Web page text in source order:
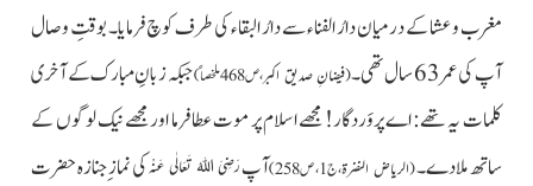
مغرب و عشا کے درمیان دارُ الفناء سے دارُ البقاء کی طرف کوچ فرمایا۔ بوقتِ وصال
آپ کی عمر 63 سال تھی۔
(فیضانِ صدیق اکبر، ص468ملخصاً)
جبکہ زبانِ مبارک کے آخری
کلمات یہ تھے: اے پروَردگار! مجھے اسلام پر موت عطا فرما اور مجھے نیک لوگوں کے
ساتھ ملادے۔(الریاض النضرۃ،ج1، ص258) آپرَضِیَ اللہُ تَعَالٰی عَنْہ کی نماز ِجنازہ حضرت